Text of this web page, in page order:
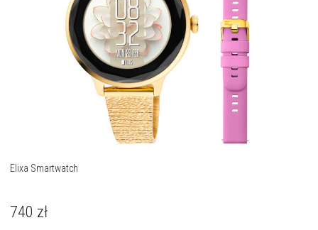
Elixa Smartwatch
740 zł